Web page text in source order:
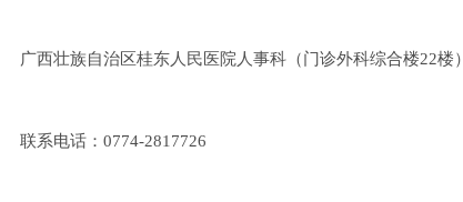
广西壮族自治区桂东人民医院人事科（门诊外科综合楼22楼）
联系电话：0774-2817726